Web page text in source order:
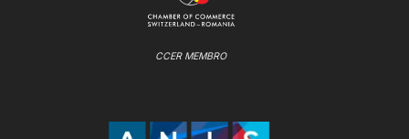
CCER MEMBRO